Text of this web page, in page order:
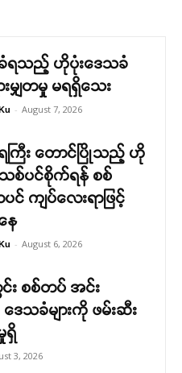
ခံရသည့် ဟိုပုံးဒေသခံ
းမျှတမှု မရရှိသေး
- August 7, 2026
ကြီး တောင်ပြိုသည့် ဟို
စ်ပင်စိုက်ရန် စစ်
င် ကျပ်လေးရာဖြင့်
ေ
- August 6, 2026
း စစ်တပ် အင်း
ဒေသခံများကို ဖမ်းဆီး
ရှိ
3, 2026